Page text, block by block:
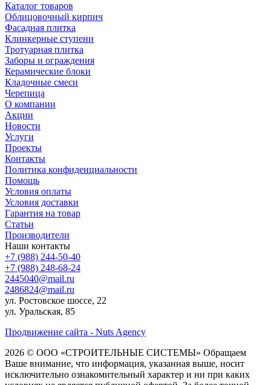
Каталог товаров
Облицовочный кирпич
Фасадная плитка
Клинкерные ступени
Тротуарная плитка
Заборы и ограждения
Керамические блоки
Кладочные смеси
Черепица
О компании
Акции
Новости
Услуги
Проекты
Контакты
Политика конфиденциальности
Помощь
Условия оплаты
Условия доставки
Гарантия на товар
Статьи
Производители
Наши контакты
+7 (988) 244-50-40
+7 (988) 248-68-24
2445040@mail.ru
2486824@mail.ru
ул. Ростовское шоссе, 22
ул. Уральская, 85
Продвижение сайта - Nuts Agency
2026 © ООО «СТРОИТЕЛЬНЫЕ СИСТЕМЫ» Обращаем
Ваше внимание, что информация, указанная выше, носит
исключительно ознакомительный характер и ни при каких